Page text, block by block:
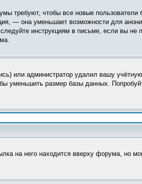
требуют, чтобы все новые пользователи
— она уменьшает возможности для
инструкциям в письме, если вы не
или администратор удалил вашу
уменьшить размер базы данных.
на него находится вверху форума, но